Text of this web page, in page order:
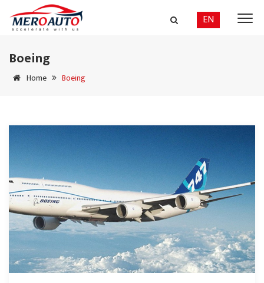
EN
Boeing
Home Boeing